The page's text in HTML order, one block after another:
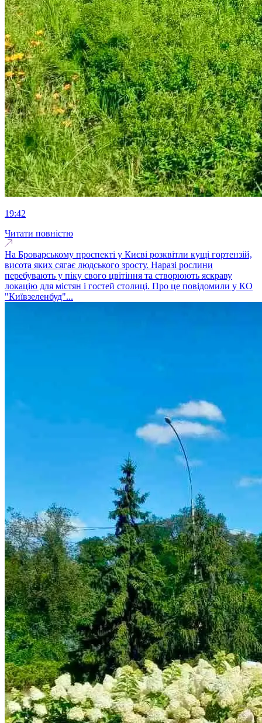
19:42
Читати повністю
На Броварському проспекті у Києві розквітли кущі гортензій,
висота яких сягає людського зросту. Наразі рослини
перебувають у піку свого цвітіння та створюють яскраву
локацію для містян і гостей столиці. Про це повідомили у КО
"Київзеленбуд"...